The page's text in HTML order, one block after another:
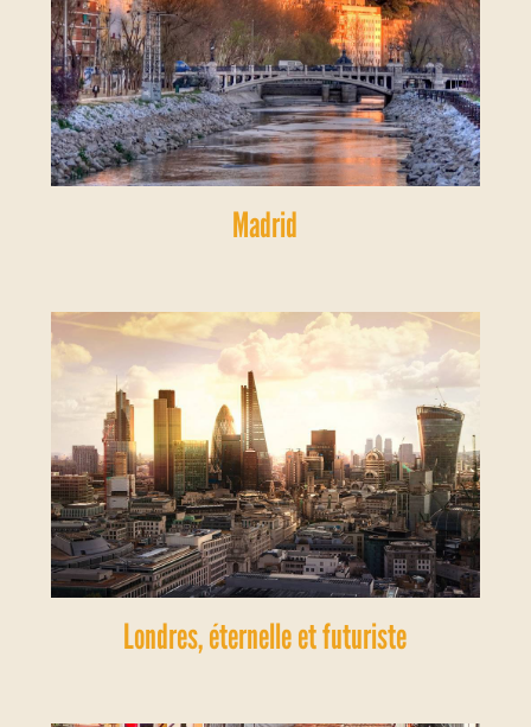
Madrid
Londres, éternelle et futuriste